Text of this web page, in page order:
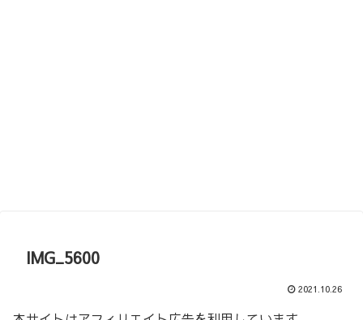
IMG_5600
2021.10.26